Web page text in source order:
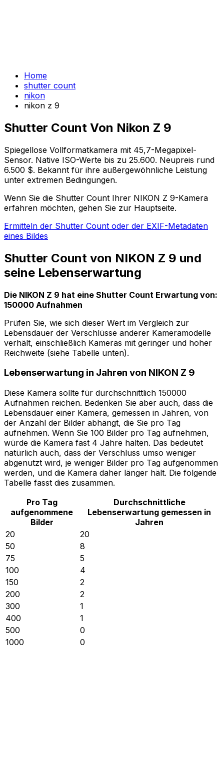
Home
shutter count
nikon
nikon z 9
Shutter Count Von Nikon Z 9
Spiegellose Vollformatkamera mit 45,7-Megapixel-
Sensor. Native ISO-Werte bis zu 25.600. Neupreis rund
6.500 $. Bekannt für ihre außergewöhnliche Leistung
unter extremen Bedingungen.
Wenn Sie die Shutter Count Ihrer NIKON Z 9-Kamera
erfahren möchten, gehen Sie zur Hauptseite.
Ermitteln der Shutter Count oder der EXIF-Metadaten
eines Bildes
Shutter Count von NIKON Z 9 und
seine Lebenserwartung
Die NIKON Z 9 hat eine Shutter Count Erwartung von:
150000 Aufnahmen
Prüfen Sie, wie sich dieser Wert im Vergleich zur
Lebensdauer der Verschlüsse anderer Kameramodelle
verhält, einschließlich Kameras mit geringer und hoher
Reichweite (siehe Tabelle unten).
Lebenserwartung in Jahren von NIKON Z 9
Diese Kamera sollte für durchschnittlich 150000
Aufnahmen reichen. Bedenken Sie aber auch, dass die
Lebensdauer einer Kamera, gemessen in Jahren, von
der Anzahl der Bilder abhängt, die Sie pro Tag
aufnehmen. Wenn Sie 100 Bilder pro Tag aufnehmen,
würde die Kamera fast 4 Jahre halten. Das bedeutet
natürlich auch, dass der Verschluss umso weniger
abgenutzt wird, je weniger Bilder pro Tag aufgenommen
werden, und die Kamera daher länger hält. Die folgende
Tabelle fasst dies zusammen.
Pro Tag
aufgenommene
Bilder
Durchschnittliche
Lebenserwartung gemessen in
Jahren
20
20
50
8
75
5
100
4
150
2
200
2
300
1
400
1
500
0
1000
0